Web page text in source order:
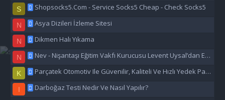
S Shopsocks5.Com - Service Socks5 Cheap - Check Socks5
N Asya Dizileri İzleme Sitesi
N Dikmen Halı Yıkama
N Nev - Nişantaşı Eğitim Vakfı Kurucusu Levent Uysal’dan Eğitime Büyük Destek
K Parçatek Otomotiv Ile Güvenilir, Kaliteli Ve Hızlı Yedek Parça Çözümleri
I Darboğaz Testi Nedir Ve Nasıl Yapılır?